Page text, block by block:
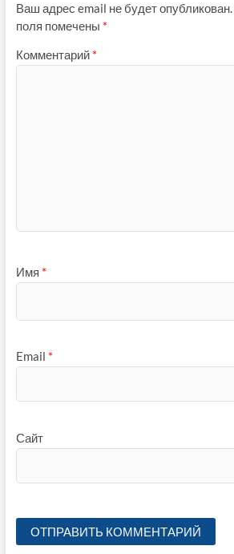
Ваш адрес email не будет опубликован.
поля помечены *
Комментарий *
Имя *
Email *
Сайт